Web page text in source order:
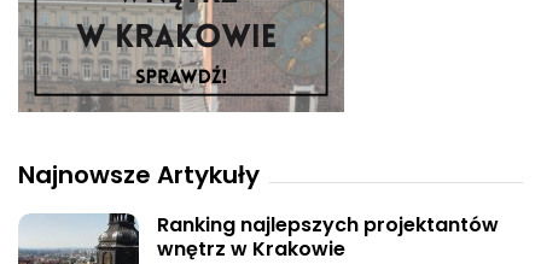
Najnowsze Artykuły
Ranking najlepszych projektantów
wnętrz w Krakowie